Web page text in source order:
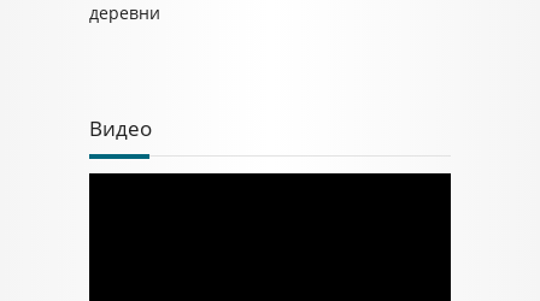
деревни
Видео